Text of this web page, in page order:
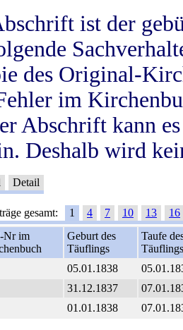
ist der
des Original-
im
Abschrift kann
Deshalb wird
Detail
gesamt: 1 4 7 10 13
16
Nr im
Geburt des
Täuflings
Taufe
Täuflings
05.01.1838
31.12.1837
01.01.1838